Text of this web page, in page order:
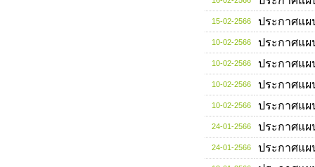
15-02-2566 ประกาศแผ
10-02-2566 ประกาศแผ
10-02-2566 ประกาศแผ
10-02-2566 ประกาศแผ
10-02-2566 ประกาศแผ
24-01-2566 ประกาศแผ
24-01-2566 ประกาศแผ